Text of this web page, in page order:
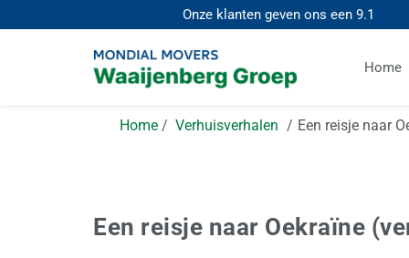
Onze klanten geven ons een9.1
Home
Home Verhuisverhalen Een reisje naar
Een reisje naar Oekraïne